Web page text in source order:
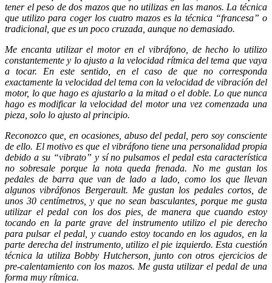
tener el peso de dos mazos que no utilizas en las manos. La técnica
que utilizo para coger los cuatro mazos es la técnica “francesa” o
tradicional, que es un poco cruzada, aunque no demasiado.
Me encanta utilizar el motor en el vibráfono, de hecho lo utilizo
constantemente y lo ajusto a la velocidad rítmica del tema que vaya
a tocar. En este sentido, en el caso de que no corresponda
exactamente la velocidad del tema con la velocidad de vibración del
motor, lo que hago es ajustarlo a la mitad o el doble. Lo que nunca
hago es modificar la velocidad del motor una vez comenzada una
pieza, solo lo ajusto al principio.
Reconozco que, en ocasiones, abuso del pedal, pero soy consciente
de ello. El motivo es que el vibráfono tiene una personalidad propia
debido a su “vibrato” y sí no pulsamos el pedal esta característica
no sobresale porque la nota queda frenada. No me gustan los
pedales de barra que van de lado a lado, como los que llevan
algunos vibráfonos Bergerault. Me gustan los pedales cortos, de
unos 30 centímetros, y que no sean basculantes, porque me gusta
utilizar el pedal con los dos pies, de manera que cuando estoy
tocando en la parte grave del instrumento utilizo el pie derecho
para pulsar el pedal, y cuando estoy tocando en los agudos, en la
parte derecha del instrumento, utilizo el pie izquierdo. Esta cuestión
técnica la utiliza Bobby Hutcherson, junto con otros ejercicios de
pre-calentamiento con los mazos. Me gusta utilizar el pedal de una
forma muy rítmica.